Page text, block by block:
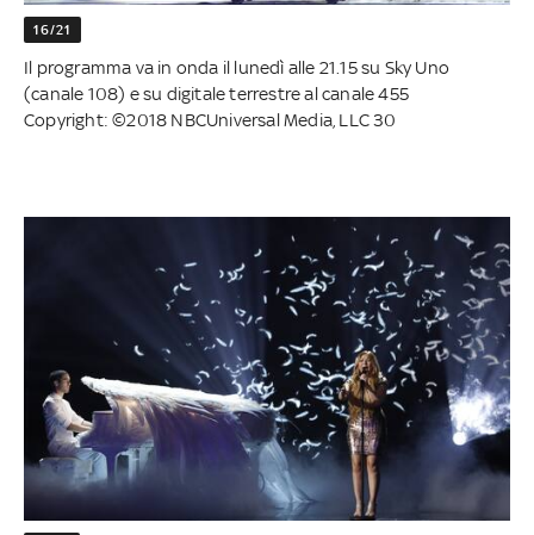
16/21
Il programma va in onda il lunedì alle 21.15 su Sky Uno
(canale 108) e su digitale terrestre al canale 455
Copyright: ©2018 NBCUniversal Media, LLC 30